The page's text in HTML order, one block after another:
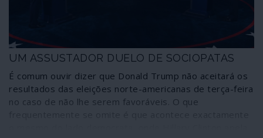
UM ASSUSTADOR DUELO DE SOCIOPATAS
É comum ouvir dizer que Donald Trump não aceitará os
resultados das eleições norte-americanas de terça-feira
no caso de não lhe serem favoráveis. O que